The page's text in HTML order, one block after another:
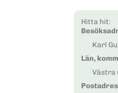
Hitta hit:
Karl
Län,
Västra